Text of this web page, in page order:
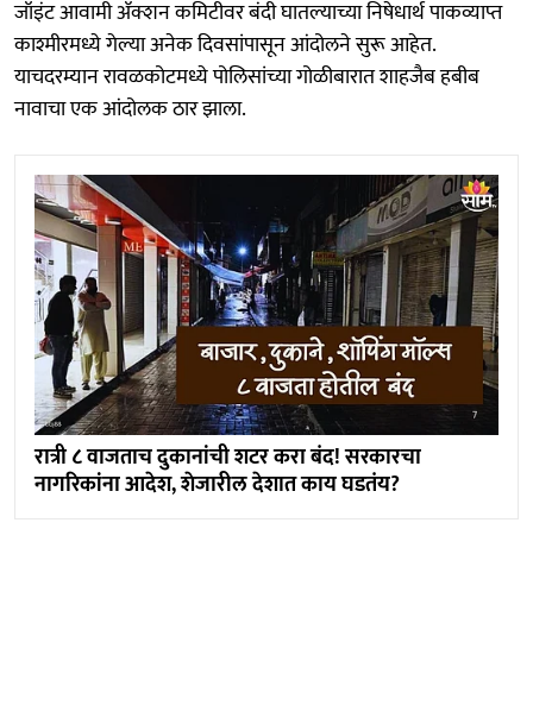
जॉइंट आवामी ॲक्शन कमिटीवर बंदी घातल्याच्या निषेधार्थ पाकव्याप्त
काश्मीरमध्ये गेल्या अनेक दिवसांपासून आंदोलने सुरू आहेत.
याचदरम्यान रावळकोटमध्ये पोलिसांच्या गोळीबारात शाहजैब हबीब
नावाचा एक आंदोलक ठार झाला.
रात्री ८ वाजताच दुकानांची शटर करा बंद! सरकारचा
नागरिकांना आदेश, शेजारील देशात काय घडतंय?